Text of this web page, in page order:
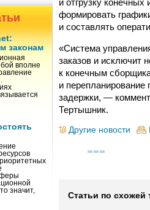
законам
вполне
значит,
формировать
и составлять
«Система
заказов и исключит
к конечным
и перепланирование
задержки, —
Тертышник.
Другие новости
Статьи по схожей